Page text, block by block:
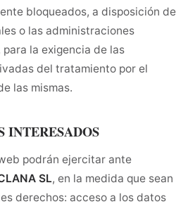
bloqueados, a disposición de
o las administraciones
la exigencia de las
del tratamiento por el
las mismas.
INTERESADOS
podrán ejercitar ante
SL, en la medida que sean
derechos: acceso a los datos